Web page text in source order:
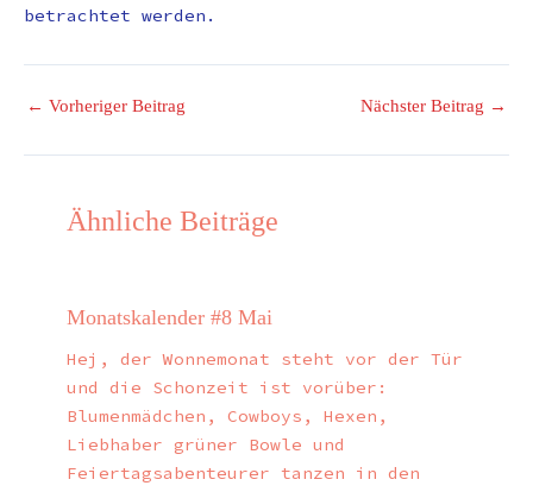
betrachtet werden.
← Vorheriger Beitrag Nächster Beitrag →
Ähnliche Beiträge
Monatskalender #8 Mai
Hej, der Wonnemonat steht vor der Tür
und die Schonzeit ist vorüber:
Blumenmädchen, Cowboys, Hexen,
Liebhaber grüner Bowle und
Feiertagsabenteurer tanzen in den